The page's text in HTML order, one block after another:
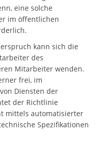
eine solche
im öffentlichen
kann sich die
des
Mitarbeiter wenden.
frei, im
Diensten der
der Richtlinie
mittels automatisierter
Spezifikationen